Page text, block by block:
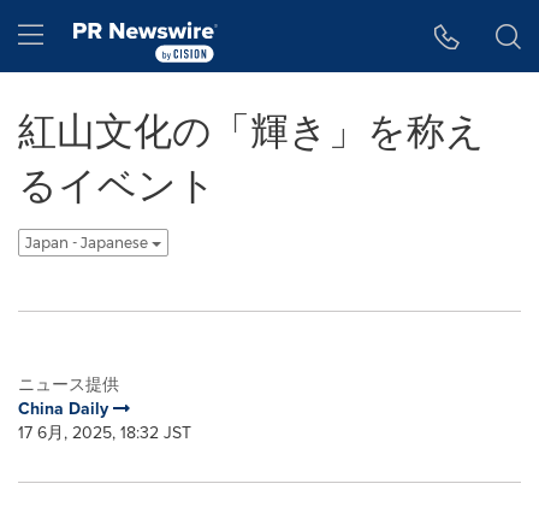
Hamburger menu
紅山文化の「輝き」を称え
るイベント
Japan - Japanese
ニュース提供
China Daily
17 6月, 2025, 18:32 JST